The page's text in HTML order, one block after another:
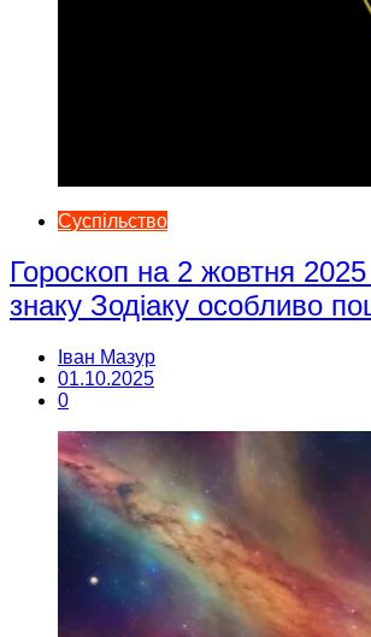
Суспільство
Гороскоп на 2 жовтня
знаку Зодіаку особливо
Іван Мазур
01.10.2025
0